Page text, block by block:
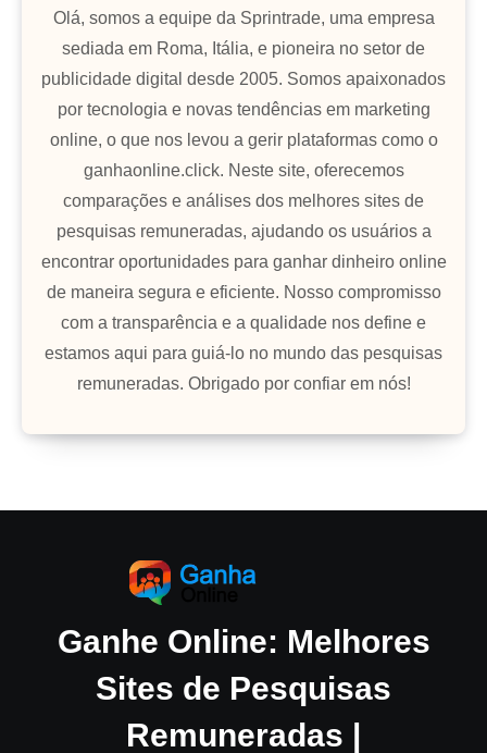
Olá, somos a equipe da Sprintrade, uma empresa
sediada em Roma, Itália, e pioneira no setor de
publicidade digital desde 2005. Somos apaixonados
por tecnologia e novas tendências em marketing
online, o que nos levou a gerir plataformas como o
ganhaonline.click. Neste site, oferecemos
comparações e análises dos melhores sites de
pesquisas remuneradas, ajudando os usuários a
encontrar oportunidades para ganhar dinheiro online
de maneira segura e eficiente. Nosso compromisso
com a transparência e a qualidade nos define e
estamos aqui para guiá-lo no mundo das pesquisas
remuneradas. Obrigado por confiar em nós!
Ganhe Online: Melhores
Sites de Pesquisas
Remuneradas |